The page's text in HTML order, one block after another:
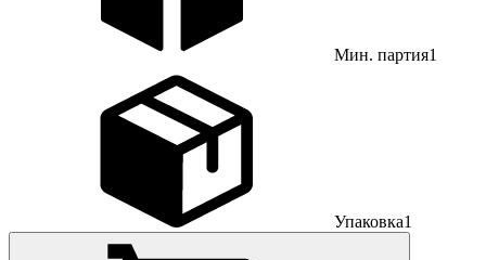
Мин. партия1
Упаковка1